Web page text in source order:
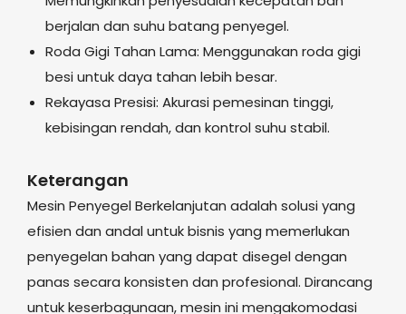
berjalan dan suhu batang penyegel.
Roda Gigi Tahan Lama: Menggunakan roda gigi
besi untuk daya tahan lebih besar.
Rekayasa Presisi: Akurasi pemesinan tinggi,
kebisingan rendah, dan kontrol suhu stabil.
Keterangan
Mesin Penyegel Berkelanjutan adalah solusi yang
efisien dan andal untuk bisnis yang memerlukan
penyegelan bahan yang dapat disegel dengan
panas secara konsisten dan profesional. Dirancang
untuk keserbagunaan, mesin ini mengakomodasi